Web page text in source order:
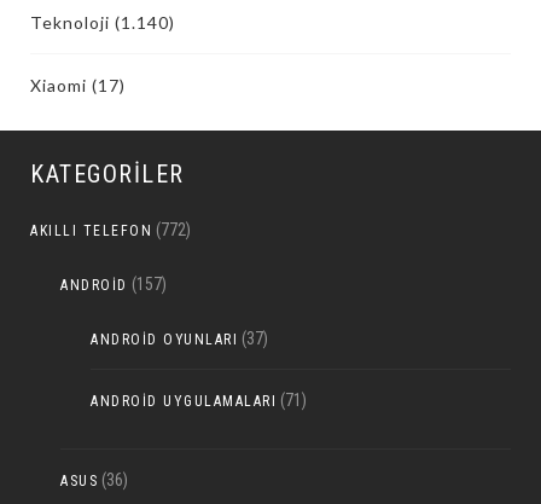
Teknoloji (1.140)
Xiaomi (17)
KATEGORILER
AKILLI TELEFON (772)
ANDROID (157)
ANDROID OYUNLARI (37)
ANDROID UYGULAMALARI (71)
ASUS (36)